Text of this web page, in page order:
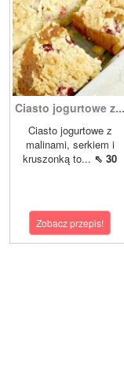
Ciasto jogurtowe z...
Ciasto jogurtowe z
malinami, serkiem i
kruszonką to... ⇖ 30
Zobacz przepis!